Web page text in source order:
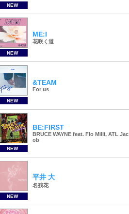
NEW
NEW
ME:I
花咲く道
NEW
&TEAM
For us
NEW
BE:FIRST
BRUCE WAYNE feat. Flo Milli, ATL Jac
ob
NEW
平井 大
名残花